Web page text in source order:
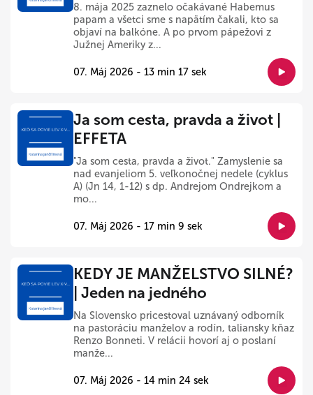
8. mája 2025 zaznelo očakávané Habemus
papam a všetci sme s napätím čakali, kto sa
objaví na balkóne. A po prvom pápežovi z
Južnej Ameriky z...
07. Máj 2026 - 13 min 17 sek
Ja som cesta, pravda a život |
EFFETA
"Ja som cesta, pravda a život." Zamyslenie sa
nad evanjeliom 5. veľkonočnej nedele (cyklus
A) (Jn 14, 1-12) s dp. Andrejom Ondrejkom a
mo...
07. Máj 2026 - 17 min 9 sek
KEDY JE MANŽELSTVO SILNÉ?
| Jeden na jedného
Na Slovensko pricestoval uznávaný odborník
na pastoráciu manželov a rodín, taliansky kňaz
Renzo Bonneti. V relácii hovorí aj o poslaní
manže...
07. Máj 2026 - 14 min 24 sek